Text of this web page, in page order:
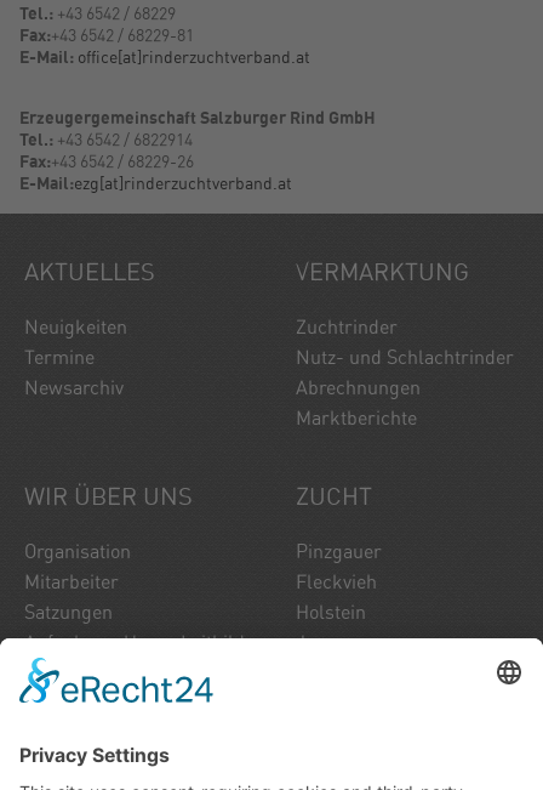
Tel.: +43 6542 / 68229
Fax:+43 6542 / 68229-81
E-Mail: office[at]rinderzuchtverband.at
Erzeugergemeinschaft Salzburger Rind GmbH
Tel.: +43 6542 / 6822914
Fax:+43 6542 / 68229-26
E-Mail:ezg[at]rinderzuchtverband.at
AKTUELLES
Neuigkeiten
Termine
Newsarchiv
VERMARKTUNG
Zuchtrinder
Nutz- und Schlachtrinder
Abrechnungen
Marktberichte
WIR ÜBER UNS
Organisation
Mitarbeiter
Satzungen
Aufgaben - Unser Leitbild
Unser Zuchtinfo
Über uns
ZUCHT
Pinzgauer
Fleckvieh
Holstein
Jersey